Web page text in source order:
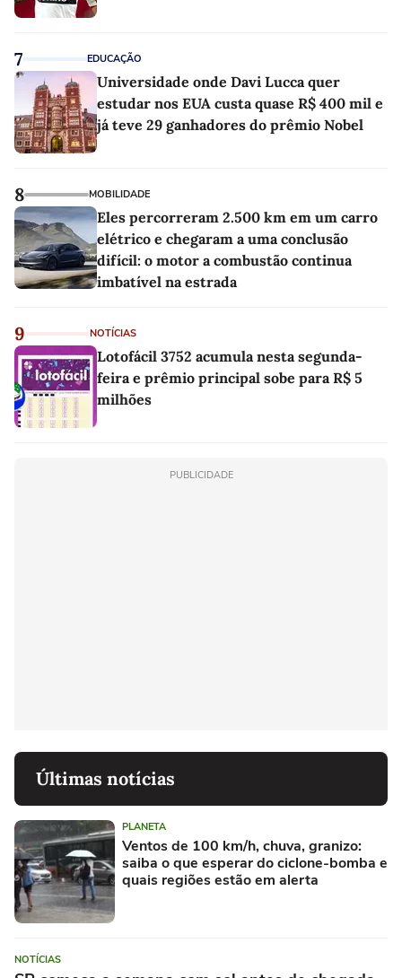
7 EDUCAÇÃO
Universidade onde Davi Lucca quer
estudar nos EUA custa quase R$ 400 mil e
já teve 29 ganhadores do prêmio Nobel
8 MOBILIDADE
Eles percorreram 2.500 km em um carro
elétrico e chegaram a uma conclusão
difícil: o motor a combustão continua
imbatível na estrada
9 NOTÍCIAS
Lotofácil 3752 acumula nesta segunda-
feira e prêmio principal sobe para R$ 5
milhões
PUBLICIDADE
Últimas notícias
PLANETA
Ventos de 100 km/h, chuva, granizo:
saiba o que esperar do ciclone-bomba e
quais regiões estão em alerta
NOTÍCIAS